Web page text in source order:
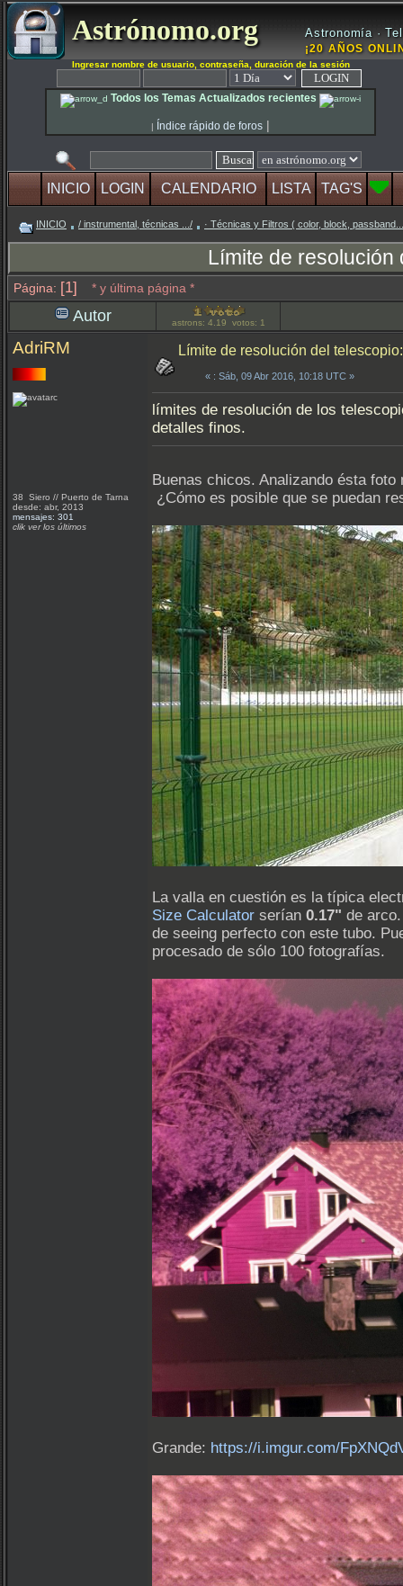
Astrónomo.org Astronomía ·
¡20 AÑOS
Ingresar nombre de usuario, contraseña, duración de la sesión
Todos los Temas Actualizados recientes
| Índice rápido de foros |
INICIO LOGIN CALENDARIO LISTA TAG'S
INICIO / instrumental, técnicas .../ · Técnicas y Filtros ( color, block,
Límite de resolución
Página: [1] * y última página *
Autor astrons: 4.19 votos: 1
AdriRM
38 Siero // Puerto de Tarna
desde: abr, 2013
mensajes: 301
clik ver los últimos
Límite de resolución del
« : Sáb, 09 Abr 2016, 10:18 UTC »
límites de resolución de los
detalles finos.
Buenas chicos. Analizando ésta foto
¿Cómo es posible que se puedan
La valla en cuestión es la típica
Size Calculator serían 0.17" de
de seeing perfecto con este tubo.
procesado de sólo 100 fotografías.
Grande: https://i.imgur.com/